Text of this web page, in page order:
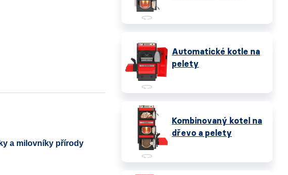
a milovníky přírody
Automatické kotle na
pelety
Kombinovaný kotel na
dřevo a pelety